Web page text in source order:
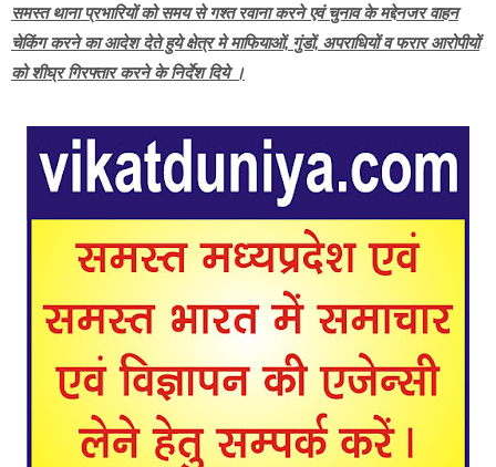
समस्त थाना प्रभारियों को समय से गश्त रवाना करने एवं चुनाव के मद्देनजर वाहन
चेकिंग करने का आदेश देते हुये क्षेत्र मे माफियाओं, गुंडों, अपराधियों व फरार आरोपीयों
को शीघ्र गिरफ्तार करने के निर्देश दिये ।